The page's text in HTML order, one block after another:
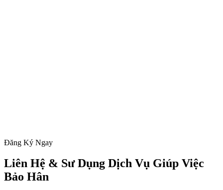
Đăng Ký Ngay
Liên Hệ & Sư Dụng Dịch Vụ Giúp Việc
Bảo Hân